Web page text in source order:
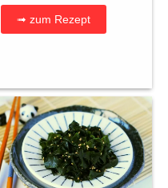
➟ zum Rezept